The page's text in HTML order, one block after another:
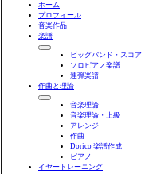
ホーム
プロフィール
音楽作品
楽譜
ビッグバンド・スコア
ソロピアノ楽譜
連弾楽譜
作曲と理論
音楽理論
音楽理論・上級
アレンジ
作曲
Dorico 楽譜作成
ピアノ
イヤートレーニング